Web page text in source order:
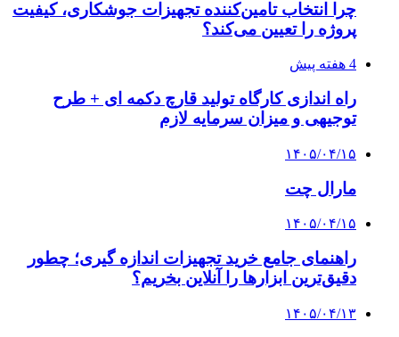
چرا انتخاب تامین‌کننده تجهیزات جوشکاری، کیفیت
پروژه را تعیین می‌کند؟
4 هفته پیش
راه اندازی کارگاه تولید قارچ دکمه ای + طرح
توجیهی و میزان سرمایه لازم
۱۴۰۵/۰۴/۱۵
مارال چت
۱۴۰۵/۰۴/۱۵
راهنمای جامع خرید تجهیزات اندازه گیری؛ چطور
دقیق‌ترین ابزارها را آنلاین بخریم؟
۱۴۰۵/۰۴/۱۳